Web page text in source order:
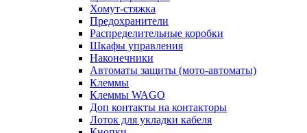
Хомут-стяжка
Предохранители
Распределительные коробки
Шкафы управления
Наконечники
Автоматы защиты (мото-автоматы)
Клеммы
Клеммы WAGO
Доп контакты на контакторы
Лоток для укладки кабеля